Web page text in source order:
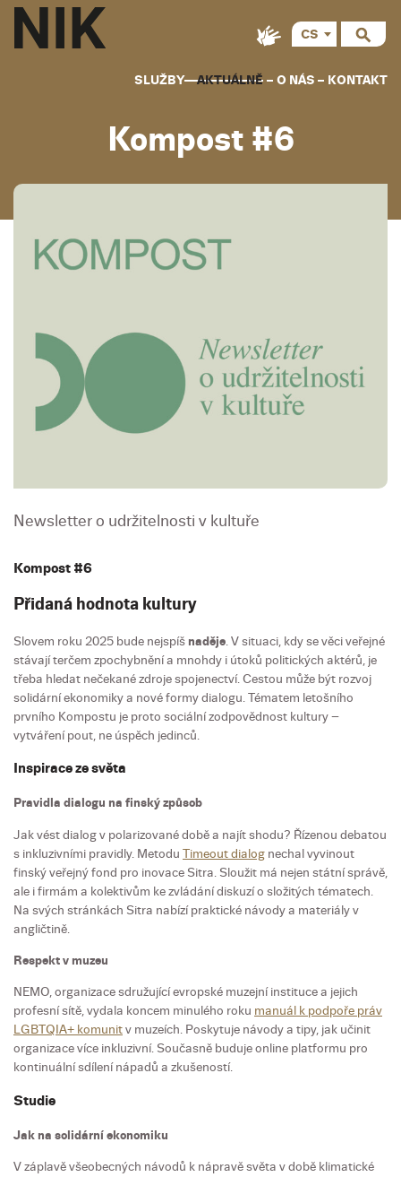
SLUŽBY AKTUÁLNĚ O NÁS KONTAKT
CS
Kompost #6
Newsletter o udržitelnosti v kultuře
Kompost #6
Přidaná hodnota kultury
Slovem roku 2025 bude nejspíš naděje. V situaci, kdy se věci veřejné
stávají terčem zpochybnění a mnohdy i útoků politických aktérů, je
třeba hledat nečekané zdroje spojenectví. Cestou může být rozvoj
solidární ekonomiky a nové formy dialogu. Tématem letošního
prvního Kompostu je proto sociální zodpovědnost kultury –
vytváření pout, ne úspěch jedinců.
Inspirace ze světa
Pravidla dialogu na finský způsob
Jak vést dialog v polarizované době a najít shodu? Řízenou debatou
s inkluzivními pravidly. Metodu Timeout dialog nechal vyvinout
finský veřejný fond pro inovace Sitra. Sloužit má nejen státní správě,
ale i firmám a kolektivům ke zvládání diskuzí o složitých tématech.
Na svých stránkách Sitra nabízí praktické návody a materiály v
angličtině.
Respekt v muzeu
NEMO, organizace sdružující evropské muzejní instituce a jejich
profesní sítě, vydala koncem minulého roku manuál k podpoře práv
LGBTQIA+ komunitv muzeích. Poskytuje návody a tipy, jak učinit
organizace více inkluzivní. Současně buduje online platformu pro
kontinuální sdílení nápadů a zkušeností.
Studie
Jak na solidární ekonomiku
V záplavě všeobecných návodů k nápravě světa v době klimatické